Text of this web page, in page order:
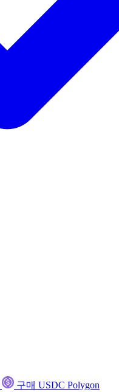
구매 USDC Polygon